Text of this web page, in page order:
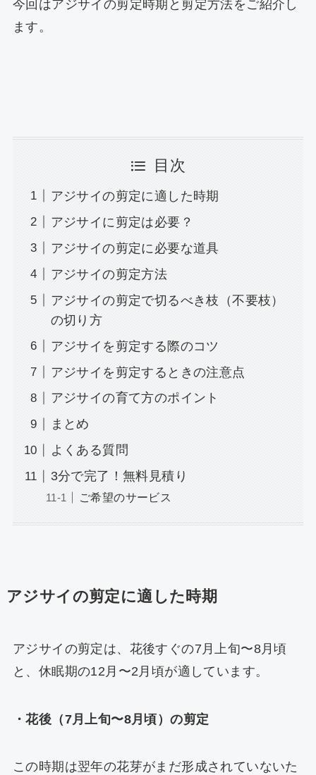
k
今回はアジサイの剪定時期と剪定方法をご紹介し
ます。
目次
アジサイの剪定に適した時期
アジサイに剪定は必要？
アジサイの剪定に必要な道具
アジサイの剪定方法
アジサイの剪定で切るべき枝（不要枝）
の切り方
アジサイを剪定する際のコツ
アジサイを剪定するときの注意点
アジサイの育て方のポイント
まとめ
よくある質問
3分で完了！無料見積り
ご希望のサービス
アジサイの剪定に適した時期
アジサイの剪定は、花後すぐの7月上旬〜8月頃
と、休眠期の12月〜2月頃が適しています。
・花後（7月上旬〜8月頃）の剪定
この時期は翌年の花芽がまだ形成されていないた